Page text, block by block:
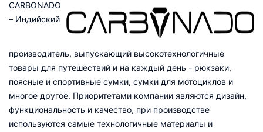
CARBONADO
– Индийский
производитель, выпускающий высокотехнологичные
товары для путешествий и на каждый день - рюкзаки,
поясные и спортивные сумки, сумки для мотоциклов и
многое другое. Приоритетами компании являются дизайн,
функциональность и качество, при производстве
используются самые технологичные материалы и